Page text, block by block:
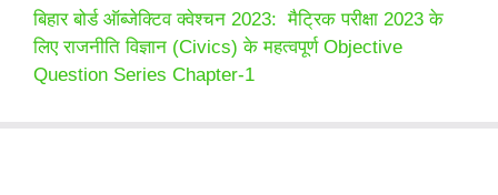
बिहार बोर्ड ऑब्जेक्टिव क्वेश्चन 2023: मैट्रिक परीक्षा 2023 के
लिए राजनीति विज्ञान (Civics) के महत्वपूर्ण Objective
Question Series Chapter-1